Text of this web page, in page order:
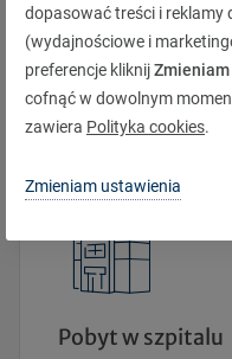
Poważne
Aż do 75 jednostek
ochroną.
Pobyt w szpitalu
dopasować treści i reklamy
(wydajnościowe i
preferencje kliknij
cofnąć w dowolnym
zawiera Polityka cookies.
Zmieniam ustawienia